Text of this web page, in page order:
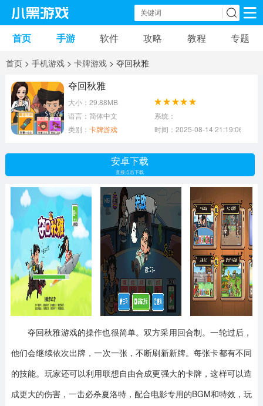
手机游戏 手机软件
安卓游戏 卡牌游戏
益智游戏 音乐游戏 传奇游戏
模拟游戏
策略游戏 文字游戏 角色扮演
首页 手游 软件 攻略 教程 专题
首页 > 手机游戏 > 卡牌游戏 > 夺回秋雅
夺回秋雅
大小：29.88MB
语言：简体中文
系统：
类别： 卡牌游戏 时间：2025-08-14 21:19:06
安卓下载
直接点击下载
夺回秋雅游戏的操作也很简单。双方采用回合制。一轮过后，
他们会继续依次出牌，一次一张，不断刷新新牌。每张卡都有不同
的技能。玩家还可以利用联想自由合成更强大的卡牌，这样可以造
成更大的伤害，一击必杀夏洛特，配合电影专用的BGM和特效，玩